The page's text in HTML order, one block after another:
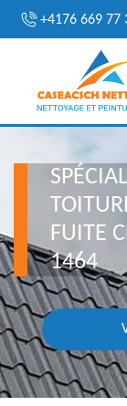
+4176 669 77
FUITE
1464